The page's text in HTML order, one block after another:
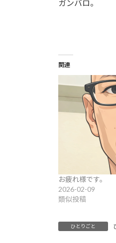
ガンバロ。
関連
お疲れ様です。
2026-02-09
類似投稿
ひとりごと